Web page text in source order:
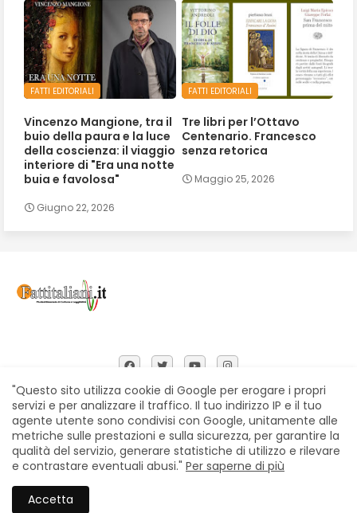
FATTI EDITORIALI
Vincenzo Mangione, tra il
buio della paura e la luce
della coscienza: il viaggio
interiore di "Era una notte
buia e favolosa"
Giugno 22, 2026
FATTI EDITORIALI
Tre libri per l’Ottavo
Centenario. Francesco
senza retorica
Maggio 25, 2026
Home Chi siamo Contatti
Privacy Policy
Segnalazioni
All Right Reserved Copyright © Fattitaliani
"Questo sito utilizza cookie di Google per erogare i propri
servizi e per analizzare il traffico. Il tuo indirizzo IP e il tuo
agente utente sono condivisi con Google, unitamente alle
metriche sulle prestazioni e sulla sicurezza, per garantire la
qualità del servizio, generare statistiche di utilizzo e rilevare
e contrastare eventuali abusi." Per saperne di più
Accetta